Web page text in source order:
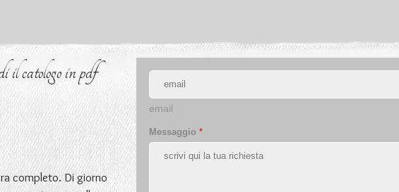
il catologo in pdf
completo. Di giorno
email
Messaggio *